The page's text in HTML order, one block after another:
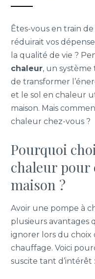
Êtes-vous en train
réduirait vos
la qualité de vie ?
chaleur, un
de transformer
et le sol en chaleur
maison. Mais
chaleur chez-vous ?
Pourquoi
chaleur pour
maison ?
Avoir une pompe à
plusieurs avantages
ignorer lors du choix
chauffage. Voici
suscite tant d’intérêt :